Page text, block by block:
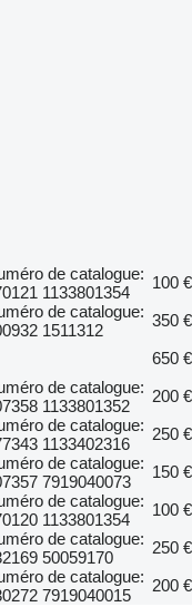
de catalogue:
1133801354
100 €
de catalogue:
1511312
350 €
650 €
de catalogue:
1133801352
200 €
de catalogue:
1133402316
250 €
de catalogue:
7919040073
150 €
de catalogue:
1133801354
100 €
de catalogue:
50059170
250 €
de catalogue:
7919040015
200 €